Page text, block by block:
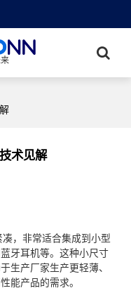
术见解
凑，非常适合集成到小型
牙耳机等。这种小尺寸
生产厂家生产更轻薄、
能产品的需求。